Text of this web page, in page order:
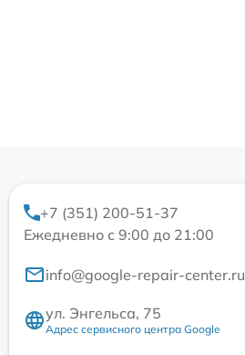
+7 (351) 200-51-37
Ежедневно с 9:00 до 21:00
info@google-repair-center.ru
ул. Энгельса, 75
Адрес сервисного центра Google